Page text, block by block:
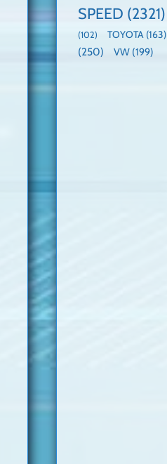
SPEED (2321)
(102)
TOYOTA (163)
(250)
VW (199)